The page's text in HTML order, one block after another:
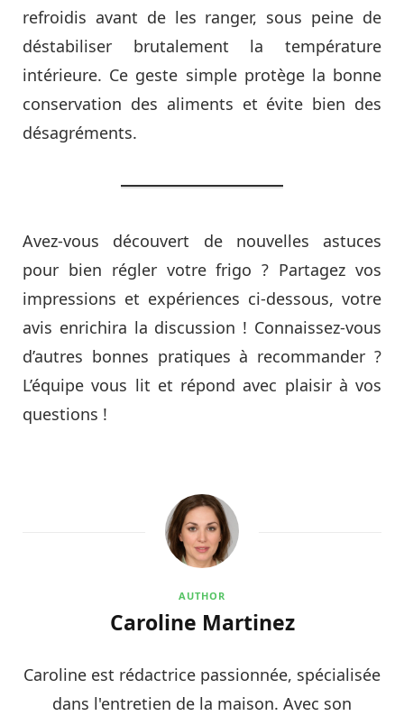
refroidis avant de les ranger, sous peine de
déstabiliser brutalement la température
intérieure. Ce geste simple protège la bonne
conservation des aliments et évite bien des
désagréments.
Avez-vous découvert de nouvelles astuces
pour bien régler votre frigo ? Partagez vos
impressions et expériences ci-dessous, votre
avis enrichira la discussion ! Connaissez-vous
d’autres bonnes pratiques à recommander ?
L’équipe vous lit et répond avec plaisir à vos
questions !
AUTHOR
Caroline Martinez
Caroline est rédactrice passionnée, spécialisée
dans l'entretien de la maison. Avec son